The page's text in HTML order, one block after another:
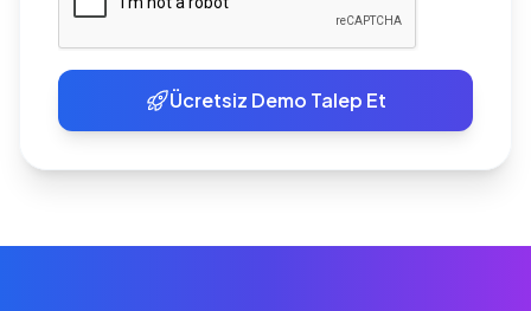
Ücretsiz Demo Talep Et